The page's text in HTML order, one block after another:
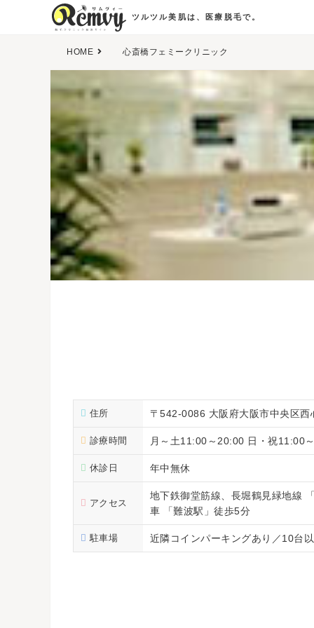
ツルツル美肌は、医療脱毛で。
HOME 心斎橋フェミークリニック
住所 〒542-0086 大阪府大阪市中央区
診療時間 月～土11:00～20:00 日・祝11:00
休診日 年中無休
アクセス
地下鉄御堂筋線、長堀鶴見緑地線
車 「難波駅」徒歩5分
駐車場 近隣コインパーキングあり／10台